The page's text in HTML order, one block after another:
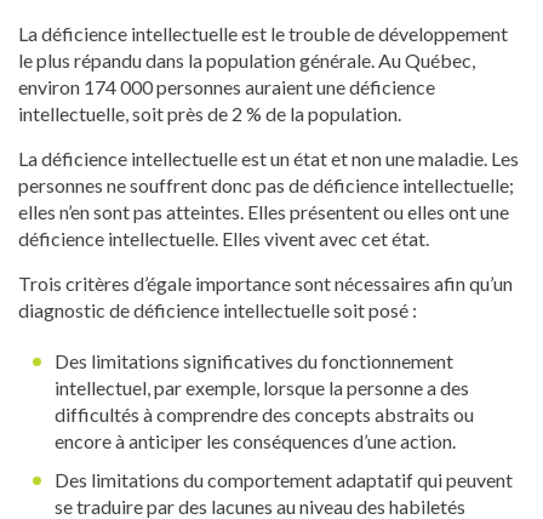
La déficience intellectuelle est le trouble de développement
le plus répandu dans la population générale. Au Québec,
environ 174 000 personnes auraient une déficience
intellectuelle, soit près de 2 % de la population.
La déficience intellectuelle est un état et non une maladie. Les
personnes ne souffrent donc pas de déficience intellectuelle;
elles n’en sont pas atteintes. Elles présentent ou elles ont une
déficience intellectuelle. Elles vivent avec cet état.
Trois critères d’égale importance sont nécessaires afin qu’un
diagnostic de déficience intellectuelle soit posé :
Des limitations significatives du fonctionnement
intellectuel, par exemple, lorsque la personne a des
difficultés à comprendre des concepts abstraits ou
encore à anticiper les conséquences d’une action.
Des limitations du comportement adaptatif qui peuvent
se traduire par des lacunes au niveau des habiletés